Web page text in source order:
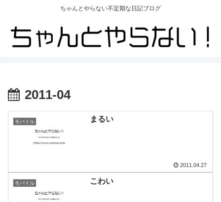
ちゃんとやらない不定期な日記ブログ
2011-04
モバイル まるい
2011.04.27
モバイル こわい